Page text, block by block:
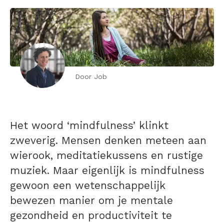
Door Job
Het woord ‘mindfulness’ klinkt
zweverig. Mensen denken meteen aan
wierook, meditatiekussens en rustige
muziek. Maar eigenlijk is mindfulness
gewoon een wetenschappelijk
bewezen manier om je mentale
gezondheid en productiviteit te